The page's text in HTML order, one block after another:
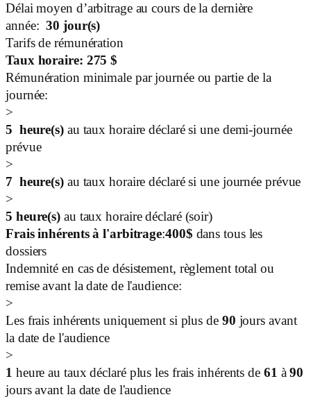
Délai moyen d’arbitrage au cours de la dernière
année: 30 jour(s)
Tarifs de rémunération
Taux horaire: 275 $
Rémunération minimale par journée ou partie de la
journée:
>
5 heure(s)au taux horaire déclaré si une demi-journée
prévue
>
7 heure(s) au taux horaire déclaré si une journée prévue
>
5 heure(s) au taux horaire déclaré (soir)
Frais inhérents à l'arbitrage:400$ dans tous les
dossiers
Indemnité en cas de désistement, règlement total ou
remise avant la date de l'audience:
>
Les frais inhérents uniquement si plus de 90 jours avant
la date de l'audience
>
1 heure au taux déclaré plus les frais inhérents de 61 à90
jours avant la date de l'audience